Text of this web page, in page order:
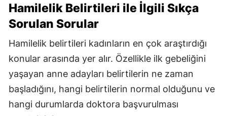
Hamilelik Belirtileri ile İlgili Sıkça
Sorulan Sorular
Hamilelik belirtileri kadınların en çok araştırdığı
konular arasında yer alır. Özellikle ilk gebeliğini
yaşayan anne adayları belirtilerin ne zaman
başladığını, hangi belirtilerin normal olduğunu ve
hangi durumlarda doktora başvurulması